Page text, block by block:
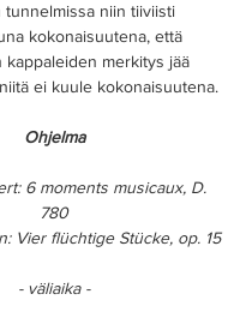
tunnelmissa niin tiiviisti
kokonaisuutena, että
kappaleiden merkitys jää
ei kuule kokonaisuutena.
Ohjelma
6 moments musicaux, D.
780
Vier flüchtige Stücke, op. 15
- väliaika -